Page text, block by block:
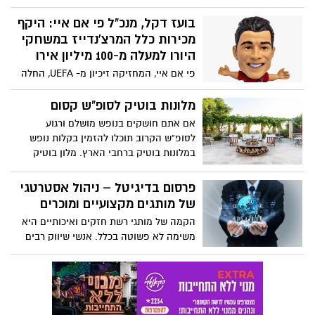
נמצאים. בדרום – מדבר, ובצפון הרים ונחלים
עוצרי נשימה. מה הפלא שרבים מחפשים
שמורות טבע בצפון לטייל בהן בסופי השבוע
ובחגים, ולא מוותרים על אף אחת מהן? אם גם
אתם מחפשים את האטרקציה לסוף השבוע
הקרוב, הגעתם למקום הנכון!
בועז דקל, מנכ"ל פי אם איי: היקף
מכירות כלל המרצ'נדייז במשחקי
היורו למעלה מ-100 מיליון אירו
פי אם איי, המחזיקה זיכיון מ- UEFA, החלה
לשווק בובות ומרצ'נדייס ממשחקי יורו 2020
מלונות בוטיק לסופ"ש קסום
אם אתם חושקים בנופש מושלם ורגוע
לסופ"ש הקרוב תוכלו להזמין בקלות נופש
במלונות בוטיק ברחבי הארץ. מלון בוטיק
או מלונות בירושלים יספקו לך אווירה
מושלמת לסופ"ש הקרוב.
פרסום בדיגיטל – ניהול אסטרטגי
של מותגים מקצועיים ומוכרים
הקמה של מותגי רשת חזקים ואיכותיים היא
משימה לא פשוטה בכלל. אנשי שיווק רבים
לא תמיד מצליחים להביא את כל היכולות
והכישורים שלהם לשולחן, גם אם יש להם
ניסיון רב שנים בתחום הפרסום המסורתי.
בעולם שבו פרסום בדיגיטל הוא חלק בלתי
נפרד משגרת החיים של בעלי עסקים, אנשי